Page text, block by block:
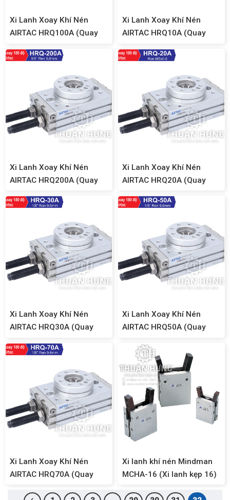
Xi Lanh Xoay Khí Nén
AIRTAC HRQ100A (Quay
Xi Lanh Xoay Khí Nén
AIRTAC HRQ10A (Quay
Xi Lanh Xoay Khí Nén
AIRTAC HRQ200A (Quay
Xi Lanh Xoay Khí Nén
AIRTAC HRQ20A (Quay
Xi Lanh Xoay Khí Nén
AIRTAC HRQ30A (Quay
Xi Lanh Xoay Khí Nén
AIRTAC HRQ50A (Quay
Xi Lanh Xoay Khí Nén
AIRTAC HRQ70A (Quay
Xi lanh khí nén Mindman
MCHA-16 (Xi lanh kẹp 16)